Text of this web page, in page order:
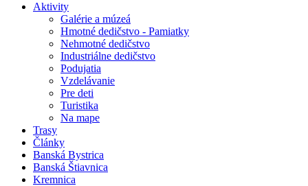
Aktivity
Galérie a múzeá
Hmotné dedičstvo - Pamiatky
Nehmotné dedičstvo
Industriálne dedičstvo
Podujatia
Vzdelávanie
Pre deti
Turistika
Na mape
Trasy
Články
Banská Bystrica
Banská Štiavnica
Kremnica